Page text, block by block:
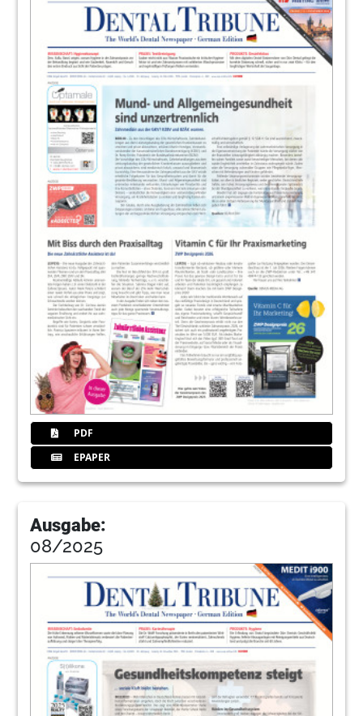
Redaktion
Wissen tanken unter der Sonne Italiens –
Giornate Veronesi 2025
PDF
EPAPER
Ausgabe:
08/2025